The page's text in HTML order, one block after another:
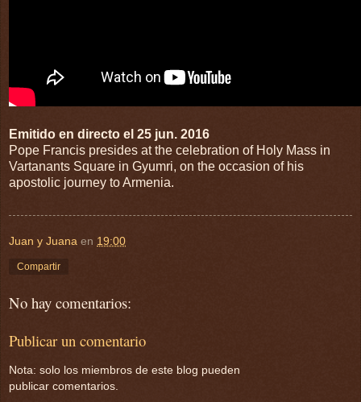
Emitido en directo el 25 jun. 2016
Pope Francis presides at the celebration of Holy Mass in
Vartanants Square in Gyumri, on the occasion of his
apostolic journey to Armenia.
Juan y Juana en 19:00
Compartir
No hay comentarios:
Publicar un comentario
Nota: solo los miembros de este blog pueden
publicar comentarios.